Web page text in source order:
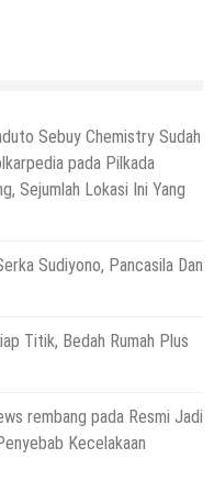
Sebuy Chemistry Sudah
pada Pilkada
Sejumlah Lokasi Ini Yang
Sudiyono, Pancasila Dan
Titik, Bedah Rumah Plus
rembang pada Resmi Jadi
Kecelakaan